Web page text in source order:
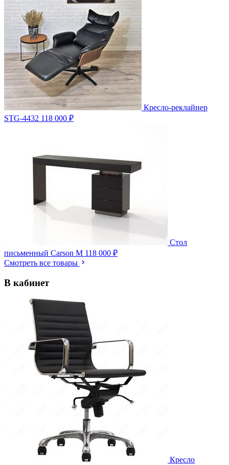
Кресло-реклайнер
STG-4432 118 000 ₽
Стол
письменный Carson M 118 000 ₽
Смотреть все товары
В кабинет
Кресло